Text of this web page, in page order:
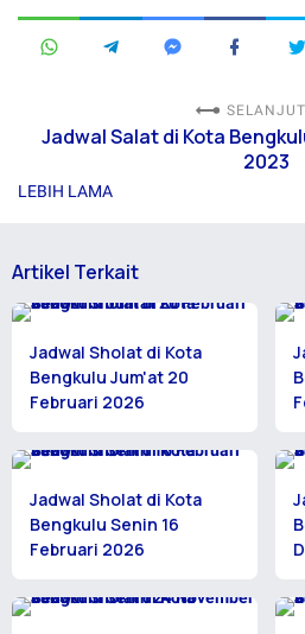
Jadwal Salat di Kota
2023
LEBIH LAMA
Artikel Terkait
Jadwal Sholat di Kota
Bengkulu Jum'at 20
Februari 2026
Jadwal Sholat di Kota
Bengkulu Senin 16
Februari 2026